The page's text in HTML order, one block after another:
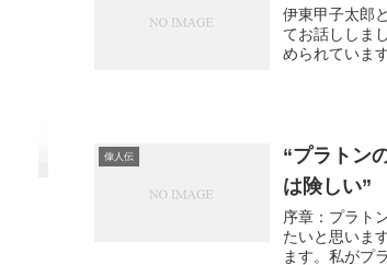
伊東甲子太郎
てお話ししま
められていま
偉人伝
“プラトン
は険しい”
序章：プラト
たいと思いま
ます。私がプ